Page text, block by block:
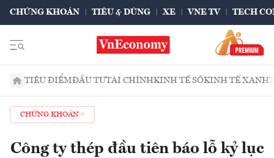
CHỨNG KHOÁN TIÊU & DÙNG XE VNE TV TECH
TIÊU ĐIỂMĐẦU TƯTÀI CHÍNHKINH TẾ SỐKINH TẾ XANH
CHỨNG KHOÁN
Công ty thép đầu tiên báo lỗ kỷ lục